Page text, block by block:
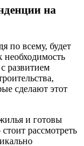
на
по всему, будет
необходимость
развитием
сделают этот
и готовы
рассмотреть